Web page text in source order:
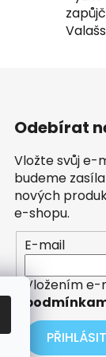
Odebírat
Vložte svůj e-
budeme
nových
e-shopu.
E-mail
Vložením e-